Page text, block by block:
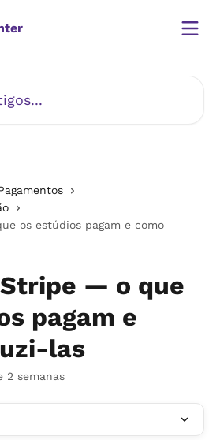
os estúdios pagam e como
— o que
pagam e
las
2 semanas